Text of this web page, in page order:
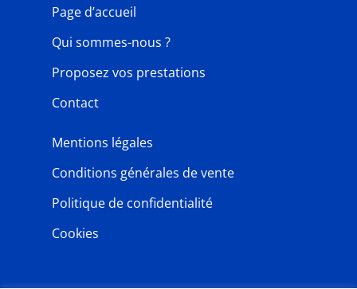
Page d’accueil
Qui sommes-nous ?
Proposez vos prestations
Contact
Mentions légales
Conditions générales de vente
Politique de confidentialité
Cookies